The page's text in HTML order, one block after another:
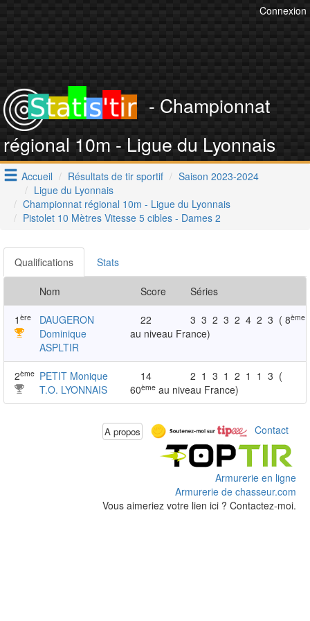
Connexion
- Championnat
régional 10m - Ligue du Lyonnais
Accueil Résultats de tir sportif
Saison 2023-2024
Ligue du Lyonnais
Championnat régional 10m - Ligue du Lyonnais
Pistolet 10 Mètres Vitesse 5 cibles - Dames 2
Qualifications Stats
Nom Score Séries
1 ère
DAUGERON
Dominique
ASPLTIR
22 3 3 2 3 2 4 2 3 ( 8ème
au niveau France)
2ème PETIT Monique
T.O. LYONNAIS
14 2 1 3 1 2 1 1 3 (
60èmeau niveau France)
A propos Contact
Armurerie en ligne
Armurerie de chasseur.com
Vous aimeriez votre lien ici ? Contactez-moi.